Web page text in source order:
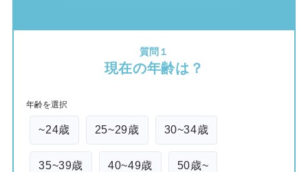
質問１
現在の年齢は？
年齢を選択
~24歳 25~29歳 30~34歳
35~39歳 40~49歳 50歳~